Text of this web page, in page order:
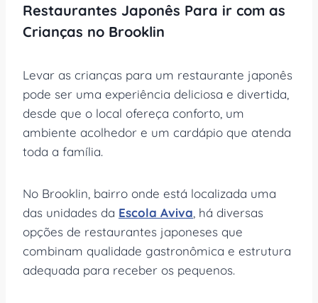
Restaurantes Japonês Para ir com as
Crianças no Brooklin
Levar as crianças para um restaurante japonês
pode ser uma experiência deliciosa e divertida,
desde que o local ofereça conforto, um
ambiente acolhedor e um cardápio que atenda
toda a família.
No Brooklin, bairro onde está localizada uma
das unidades da Escola Aviva , há diversas
opções de restaurantes japoneses que
combinam qualidade gastronômica e estrutura
adequada para receber os pequenos.